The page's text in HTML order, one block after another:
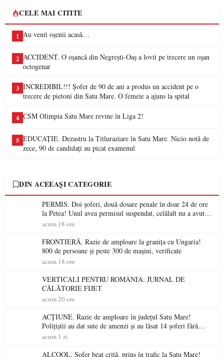
CELE MAI CITITE
1 Au venit oșenii acasă…
2 ACCIDENT. O oșancă din Negrești-Oaș a lovit pe trecere un oșan
octogenar
3 INCREDIBIL!!! Șofer de 90 de ani a produs un accident pe o
trecere de pietoni din Satu Mare. O femeie a ajuns la spital
4 CSM Olimpia Satu Mare revine în Liga 2!
5 EDUCAȚIE. Dezastru la Titluraziare în Satu Mare. Nicio notă de
zece, 90 de candidați au picat examenul
DIN ACEEAȘI CATEGORIE
PERMIS. Doi șoferi, două dosare penale în doar 24 de ore
la Petea! Unul avea permisul suspendat, celălalt nu a avut
niciodată permis
acum 18 ore
FRONTIERĂ. Razie de amploare la granița cu Ungaria!
800 de persoane și peste 300 de mașini, verificate
acum 18 ore
VERTICALI PENTRU ROMÂNIA: JURNAL DE
CĂLĂTORIE FIJET
acum 20 ore
ACȚIUNE. Razie de amploare în județul Satu Mare!
Polițiștii au dat sute de amenzi și au lăsat 14 șoferi fără
permis într-o singură zi
acum 1 zi
ALCOOL. Șofer beat criță, prins în trafic la Satu Mare!